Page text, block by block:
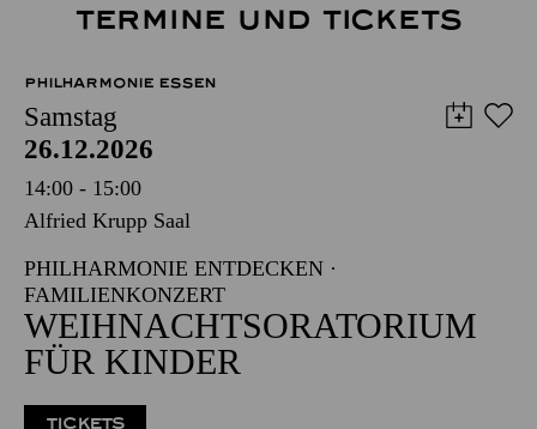
TERMINE UND TICKETS
PHILHARMONIE ESSEN
Samstag
26.12.2026
14:00 - 15:00
Alfried Krupp Saal
PHILHARMONIE ENTDECKEN ·
FAMILIENKONZERT
WEIHNACHTS­ORATORIUM
FÜR KINDER
TICKETS